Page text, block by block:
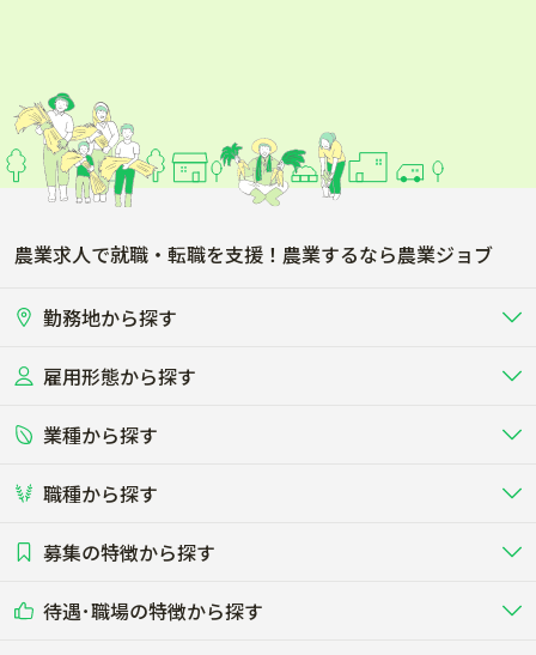
農業求人で就職・転職を支援！農業するなら農業ジョブ
勤務地から探す
北海道
関東
東海
雇用形態から探す
正社員 バイト・アルバイト・パート
短期アルバイト
その他（独立・副業など）
業種から探す
畜産（酪農･肉牛･養豚･養鶏など）
酪農
する牧場
職種から探す
農場･牧場･現場職
専門職（獣医師･人工授精師･
募集の特徴から探す
未経験歓迎
待遇･職場の特徴から探す